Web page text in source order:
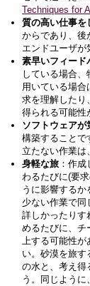
Techniques for
質の高い仕事を
からであり、後
エンドユーザ
素早いフィード
している場合
用いている場
求を理解したり
得られる可能性
ソフトウェアが
構築することで
立たない作業
身軽な旅 ：作
わるたびに(要
うに影響する
少ない作業で
詳しかったりす
めるたびに、チ
上する可能性が
い。砂漠を旅
の水と、考え得
う。同じよう